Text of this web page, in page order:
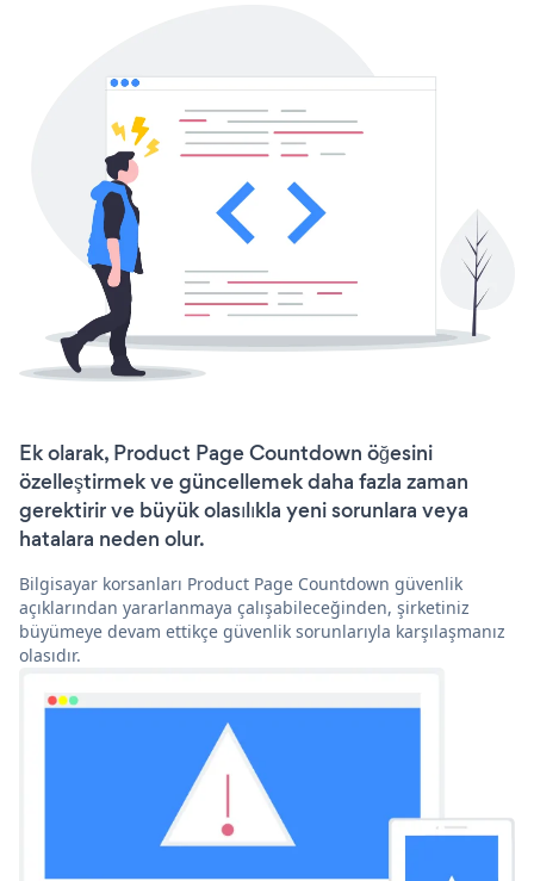
Ek olarak, Product Page Countdown öğesini
özelleştirmek ve güncellemek daha fazla zaman
gerektirir ve büyük olasılıkla yeni sorunlara veya
hatalara neden olur.
Bilgisayar korsanları Product Page Countdown güvenlik
açıklarından yararlanmaya çalışabileceğinden, şirketiniz
büyümeye devam ettikçe güvenlik sorunlarıyla karşılaşmanız
olasıdır.